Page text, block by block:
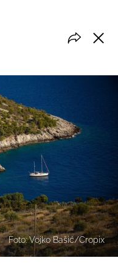
Foto: Vojko Bašić/Cropix